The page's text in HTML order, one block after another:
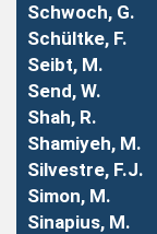
Schwoch, G.
Schültke, F.
Seibt, M.
Send, W.
Shah, R.
Shamiyeh, M.
Silvestre, F.J.
Simon, M.
Sinapius, M.